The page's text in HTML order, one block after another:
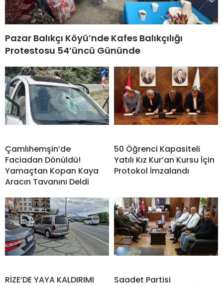
Pazar Balıkçı Köyü’nde Kafes Balıkçılığı
Protestosu 54’üncü Gününde
Çamlıhemşin’de
Faciadan Dönüldü!
Yamaçtan Kopan Kaya
Aracın Tavanını Deldi
50 Öğrenci Kapasiteli
Yatılı Kız Kur’an Kursu İçin
Protokol İmzalandı
RİZE’DE YAYA KALDIRIMI
Saadet Partisi